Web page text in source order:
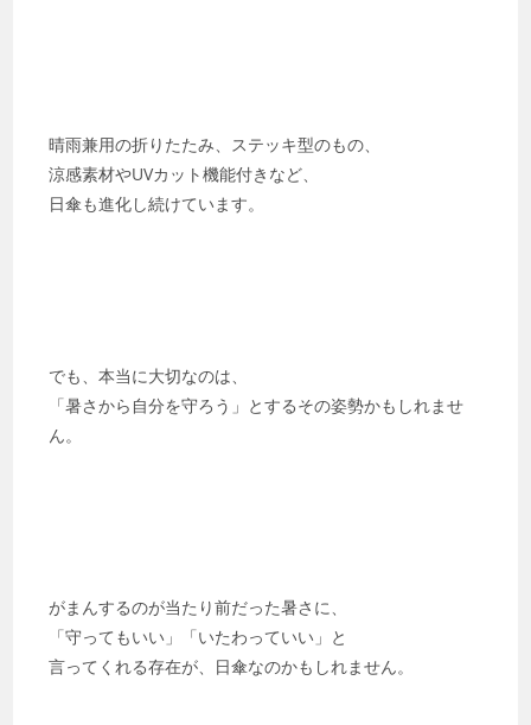
晴雨兼用の折りたたみ、ステッキ型のもの、
涼感素材やUVカット機能付きなど、
日傘も進化し続けています。
でも、本当に大切なのは、
「暑さから自分を守ろう」とするその姿勢かもしれませ
ん。
がまんするのが当たり前だった暑さに、
「守ってもいい」「いたわっていい」と
言ってくれる存在が、日傘なのかもしれません。